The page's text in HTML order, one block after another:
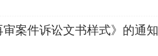
案件诉讼文书样式》的通知